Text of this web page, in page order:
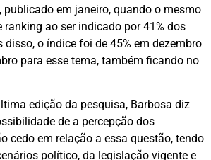
em janeiro, quando o mesmo
ranking ao ser indicado por 41% dos
disso, o índice foi de 45% em dezembro
para esse tema, também ficando no
edição da pesquisa, Barbosa diz
de a percepção dos
cedo em relação a essa questão, tendo
político, da legislação vigente e